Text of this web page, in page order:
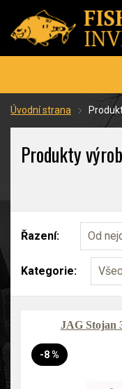
Úvodní strana
Produkty
Řazení: Od
Kategorie:
JAG Stojan
-8 %